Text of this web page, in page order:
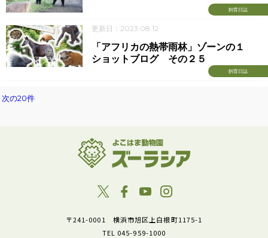
飼育日誌
更新日：2023.08.12
飼育日誌
「アフリカの熱帯雨林」ゾーンの１
ショットブログ その２５
次の20件
〒241-0001 横浜市旭区上白根町1175-1
TEL 045-959-1000